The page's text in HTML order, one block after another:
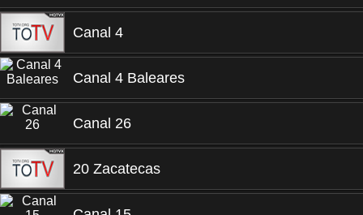
Canal 4
Canal 4 Baleares
Canal 26
20 Zacatecas